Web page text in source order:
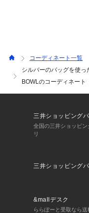
コーディネート一覧
シルバーのバッグを使
BOWLのコーディネート
三井ショッピング
全国の三井ショッピ
リ
三井ショッピング
&mallデスク
ららぽーと受取なら送